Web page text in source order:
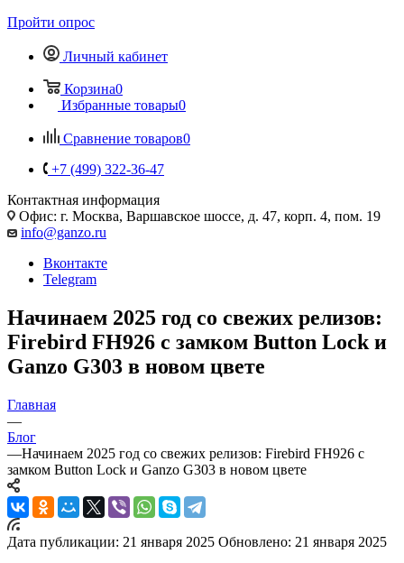
Пройти опрос
Личный кабинет
Корзина0
Избранные товары0
Сравнение товаров0
+7 (499) 322-36-47
Контактная информация
Офис: г. Москва, Варшавское шоссе, д. 47, корп. 4, пом. 19
info@ganzo.ru
Вконтакте
Telegram
Начинаем 2025 год со свежих релизов:
Firebird FH926 с замком Button Lock и
Ganzo G303 в новом цвете
Главная
—
Блог
—Начинаем 2025 год со свежих релизов: Firebird FH926 с
замком Button Lock и Ganzo G303 в новом цвете
Дата публикации: 21 января 2025 Обновлено: 21 января 2025